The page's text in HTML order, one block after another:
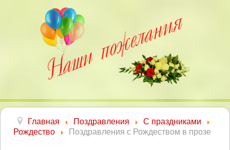
Главная Поздравления
С праздниками
Рождество
Поздравления с Рождеством в прозе